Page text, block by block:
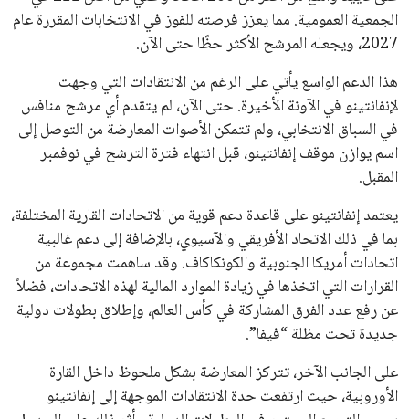
تحقق من قهوتك المغشوشة 7 علامات تدل
على جودتها قبل أول رشفة
خالد فؤاد 18 يوليو 2026
القائمة البريدية
انضم إلى قائمة المشتركين لدينا لتحصل على أحدث الأخبار، التحديثات
والعروض الخاصة مباشرة في صندوق بريدك
اشتراك
جميع الحقوق محفوظة لموقعنا ايوا مصر